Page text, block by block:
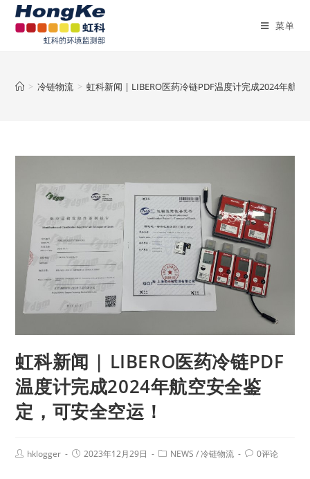
菜单
> 冷链物流 > 虹科新闻 | LIBERO医药冷链PDF温度计完成2024年航
虹科新闻 | LIBERO医药冷链PDF
温度计完成2024年航空安全鉴
定，可安全空运！
hklogger 2023年12月29日 NEWS / 冷链物流 0评论